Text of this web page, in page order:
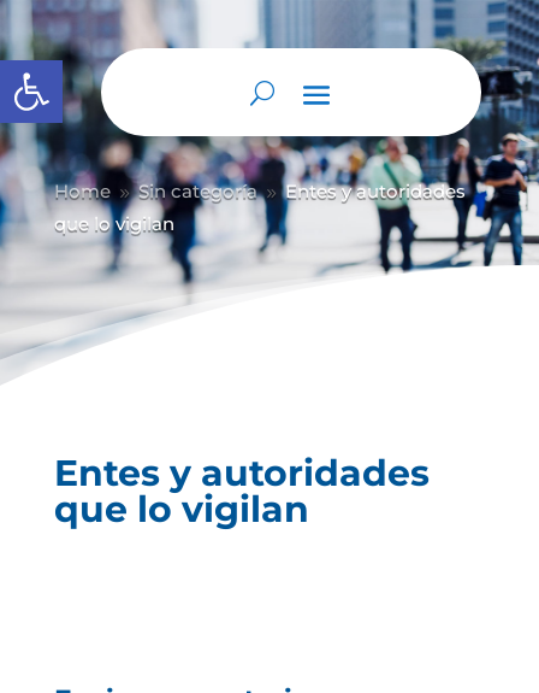
Abrir barra de herramientas
Home 9 Sin categoría 9 Entes y autoridades
que lo vigilan
Entes y autoridades
que lo vigilan